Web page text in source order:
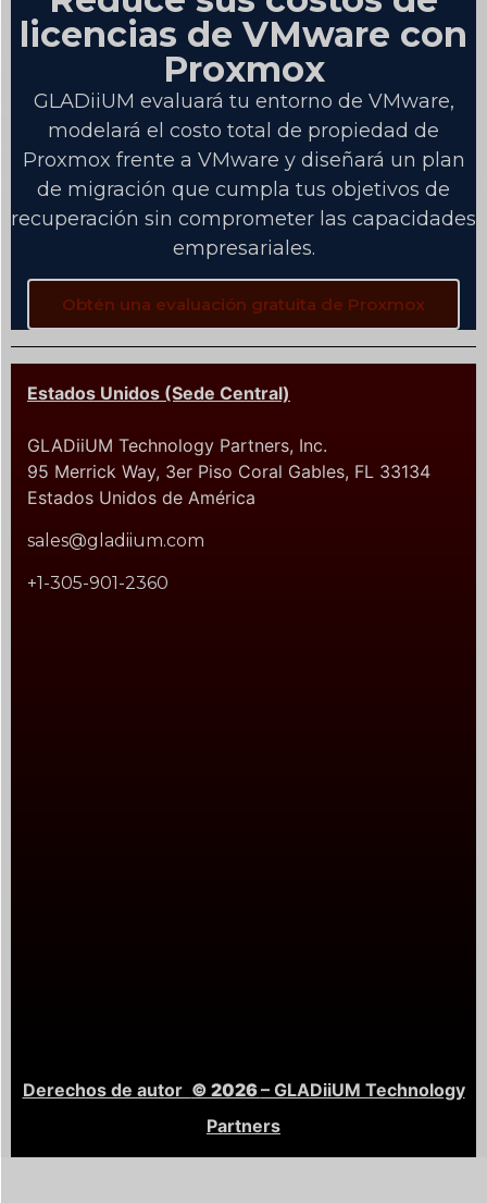
licencias de VMware con
Proxmox
GLADiiUM evaluará tu entorno de VMware,
modelará el costo total de propiedad de
Proxmox frente a VMware y diseñará un plan
de migración que cumpla tus objetivos de
recuperación sin comprometer las capacidades
empresariales.
Obtén una evaluación gratuita de Proxmox
Estados Unidos (Sede Central)
GLADiiUM Technology Partners, Inc.
95 Merrick Way, 3er Piso Coral Gables, FL 33134
Estados Unidos de América
sales@gladiium.com
+1-305-901-2360
Derechos de autor © 2026– GLADiiUM Technology
Partners